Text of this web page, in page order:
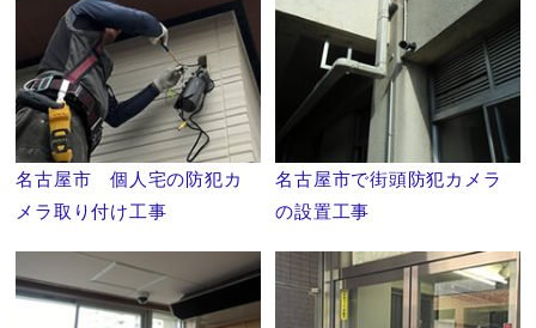
名古屋市 個人宅の防犯カ
メラ取り付け工事
名古屋市で街頭防犯カメラ
の設置工事